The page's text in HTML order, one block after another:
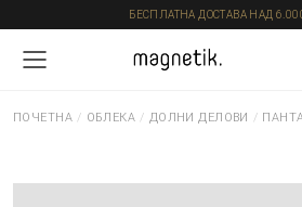
БЕСПЛАТНА ДОСТАВА НАД
ПОЧЕТНА / ОБЛЕКА / ДОЛНИ ДЕЛОВИ /